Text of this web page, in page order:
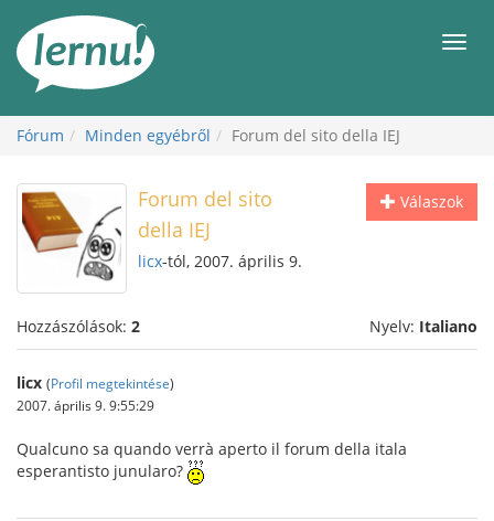
Fórum Minden egyébről Forum del sito della IEJ
Válaszok
Forum del sito
della IEJ
licx-tól, 2007. április 9.
Hozzászólások: 2 Nyelv: Italiano
licx (Profil megtekintése)
2007. április 9. 9:55:29
Qualcuno sa quando verrà aperto il forum della itala
esperantisto junularo?